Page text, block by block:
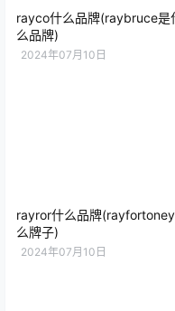
rayco什么品牌(raybruce是
么品牌)
2024年07月10日
rayror什么品牌
么牌子)
2024年07月10日